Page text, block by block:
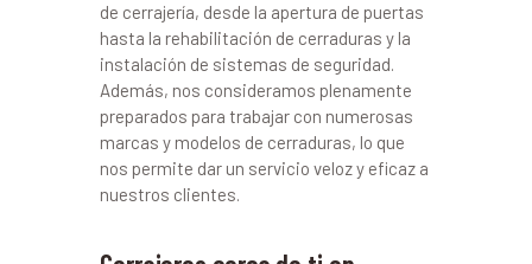
de cerrajería, desde la apertura de puertas
hasta la rehabilitación de cerraduras y la
instalación de sistemas de seguridad.
Además, nos consideramos plenamente
preparados para trabajar con numerosas
marcas y modelos de cerraduras, lo que
nos permite dar un servicio veloz y eficaz a
nuestros clientes.